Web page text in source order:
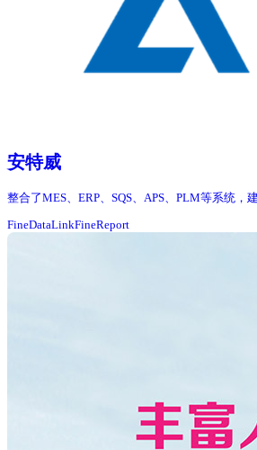
安特威
整合了MES、ERP、SQS、APS、PLM等系统
FineDataLinkFineReport